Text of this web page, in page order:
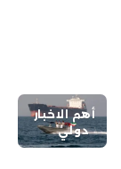
أهم الاخبار
دولي